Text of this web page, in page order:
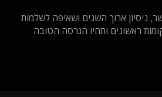
ניסיון ארוך השנים ושאיפה לשלמות
ראשונים ותהיו הגרסה הטובה